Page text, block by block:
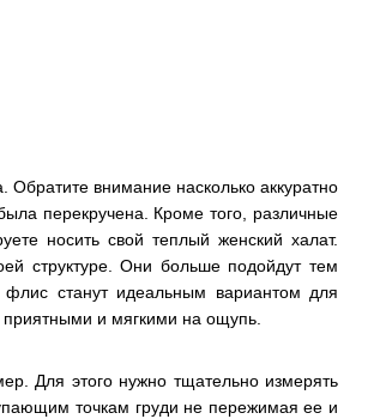
внимание насколько аккуратно
перекручена. Кроме того, различные
носить свой теплый женский халат.
структуре. Они больше подойдут тем
станут идеальным вариантом для
и мягкими на ощупь.
Для этого нужно тщательно измерять
точкам груди не пережимая ее и